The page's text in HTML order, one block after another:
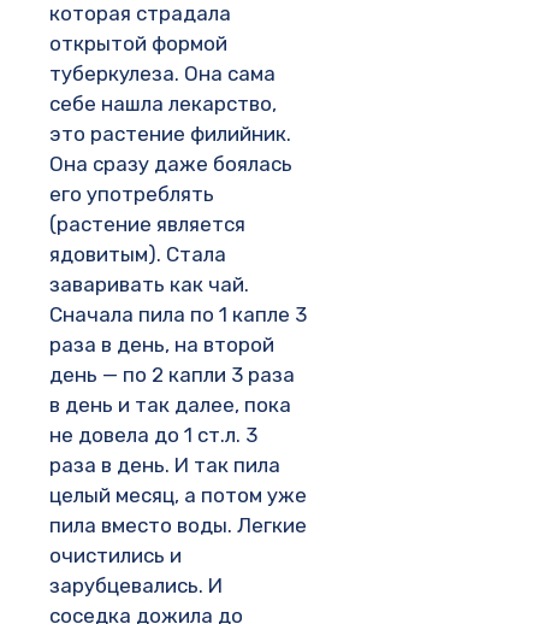
которая страдала
открытой формой
туберкулеза. Она сама
себе нашла лекарство,
это растение филийник.
Она сразу даже боялась
его употреблять
(растение является
ядовитым). Стала
заваривать как чай.
Сначала пила по 1 капле 3
раза в день, на второй
день — по 2 капли 3 раза
в день и так далее, пока
не довела до 1 ст.л. 3
раза в день. И так пила
целый месяц, а потом уже
пила вместо воды. Легкие
очистились и
зарубцевались. И
соседка дожила до